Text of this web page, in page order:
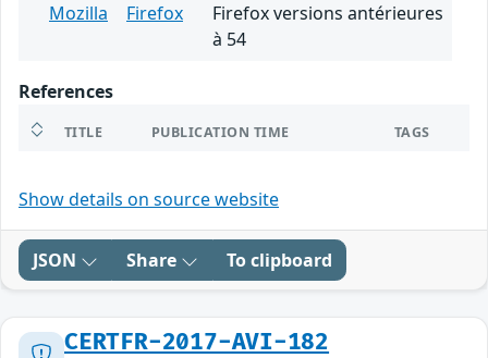
Mozilla
Firefox
Firefox versions antérieures
à 54
References
TITLE PUBLICATION TIME TAGS
Show details on source website
JSON Share To clipboard
CERTFR-2017-AVI-182